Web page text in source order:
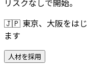
🇯🇵 東京、大阪をは
ます
人材を採用